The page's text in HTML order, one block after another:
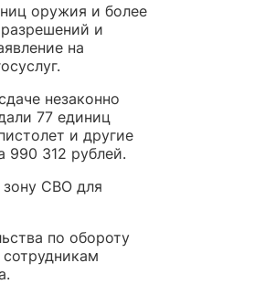
оружия и более
и
на
незаконно
77 единиц
и другие
990 312 рублей.
СВО для
по обороту